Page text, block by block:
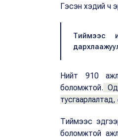
Гэсэн хэдий ч
Тиймээс
Нийт 910
боломжтой.
Тиймээс
боломжтой